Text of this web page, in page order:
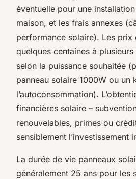
éventuelle pour une
maison, et les frais annexes
performance solaire). Les prix
quelques centaines à plusieurs
selon la puissance souhaitée
panneau solaire 1000W ou un
l’autoconsommation).
financières solaire –
renouvelables, primes ou
sensiblement l’investissement
La durée de vie panneaux
généralement 25 ans pour les